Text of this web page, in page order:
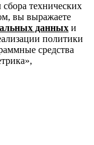
технических
вы выражаете
данных и
политики
средства